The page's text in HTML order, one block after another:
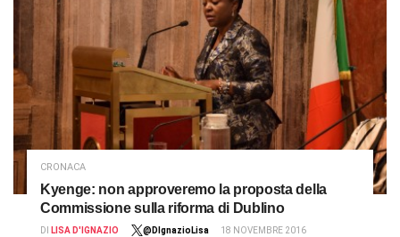
CRONACA
Kyenge: non approveremo la proposta della
Commissione sulla riforma di Dublino
DI LISA D'IGNAZIO @DIgnazioLisa 18 NOVEMBRE 2016